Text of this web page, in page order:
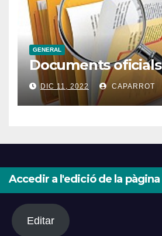
GENERAL
Documents oficials
DIC 11, 2022 CAPARROT
Accedir a l'edició de la pàgina
Editar